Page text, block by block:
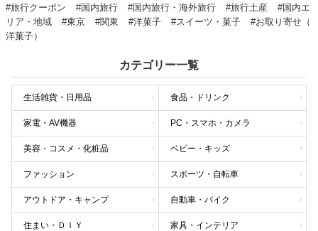
#旅行クーポン #国内旅行 #国内旅行・海外旅行 #旅行土産
#国内エ
リア・地域
#東京 #関東 #洋菓子 #スイーツ・菓子
#お取り寄せ（
洋菓子）
カテゴリー一覧
生活雑貨・日用品 食品・ドリンク
家電・AV機器 PC・スマホ・カメラ
美容・コスメ・化粧品 ベビー・キッズ
ファッション スポーツ・自転車
アウトドア・キャンプ 自動車・バイク
住まい・ＤＩＹ 家具・インテリア